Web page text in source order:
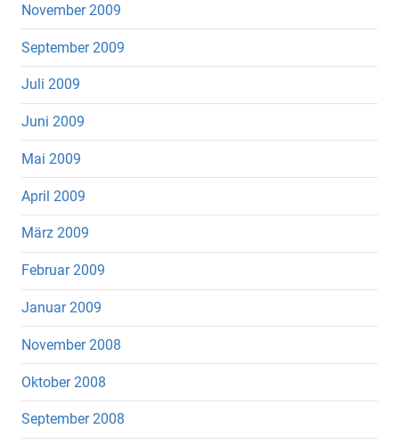
November 2009
September 2009
Juli 2009
Juni 2009
Mai 2009
April 2009
März 2009
Februar 2009
Januar 2009
November 2008
Oktober 2008
September 2008